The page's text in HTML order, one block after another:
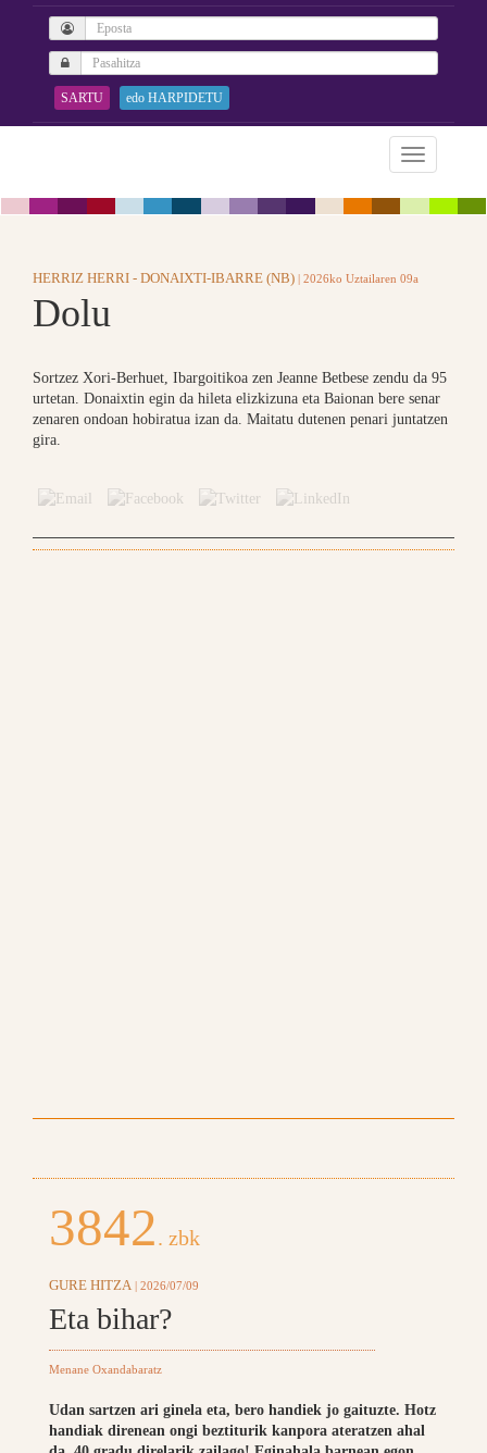
SARTU edo HARPIDETU
HERRIZ HERRI - DONAIXTI-IBARRE (NB) | 2026ko Uztailaren 09a
Dolu
Sortzez Xori-Berhuet, Ibargoitikoa zen Jeanne Betbese zendu da 95
urtetan. Donaixtin egin da hileta elizkizuna eta Baionan bere senar
zenaren ondoan hobiratua izan da. Maitatu dutenen penari juntatzen
gira.
3842. zbk
GURE HITZA | 2026/07/09
Eta bihar?
Menane Oxandabaratz
Udan sartzen ari ginela eta, bero handiek jo gaituzte. Hotz
handiak direnean ongi beztiturik kanpora ateratzen ahal